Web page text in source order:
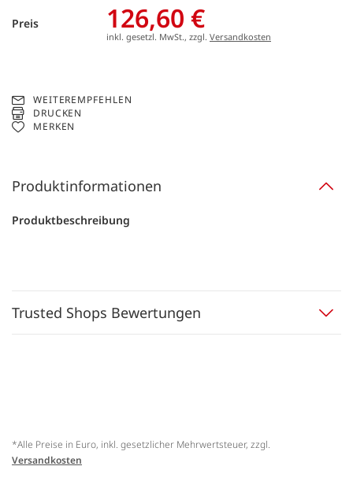
Preis 126,60 €
inkl. gesetzl. MwSt., zzgl. Versandkosten
WEITEREMPFEHLEN
DRUCKEN
MERKEN
Produktinformationen
Produktbeschreibung
Trusted Shops Bewertungen
*Alle Preise in Euro, inkl. gesetzlicher Mehrwertsteuer, zzgl.
Versandkosten